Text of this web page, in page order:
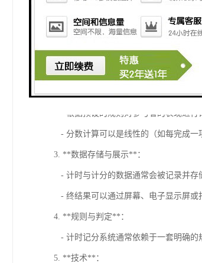
- 计时器或时钟用于测量事件发生的时
答题时间。
- 计时可以是连续的（如计时赛）或分
2. **分数计算**：
- 根据预设的规则对参与者的表现进行
- 分数计算可以是线性的（如每完成一
3. **数据存储与展示**：
- 计时与计分的数据通常会被记录并存
- 终结果可以通过屏幕、电子显示屏或
4. **规则与判定**：
- 计时记分系统通常依赖于一套明确的
5. **技术**：